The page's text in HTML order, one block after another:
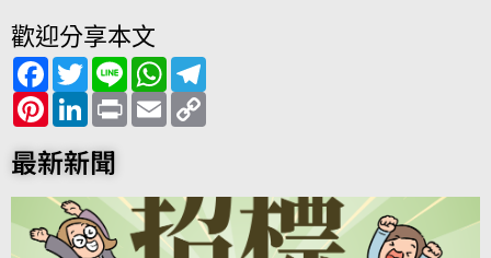
歡迎分享本文
F
a
c
e
b
o
o
T
w
i
t
t
e
r
L
i
n
e
W
h
a
t
s
P
i
n
t
e
e
s
t
L
i
n
k
e
I
n
P
r
i
E
m
a
n
k
最新新聞